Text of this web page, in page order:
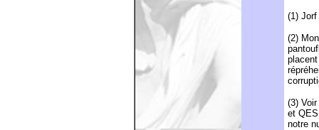
(1) Jorf
(2)
(3)
et
notre